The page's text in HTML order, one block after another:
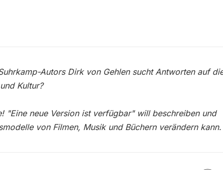
Autors Dirk von Gehlen sucht Antworten auf
Kultur?
"Eine neue Version ist verfügbar" will beschreiben und
von Filmen, Musik und Büchern verändern kann.